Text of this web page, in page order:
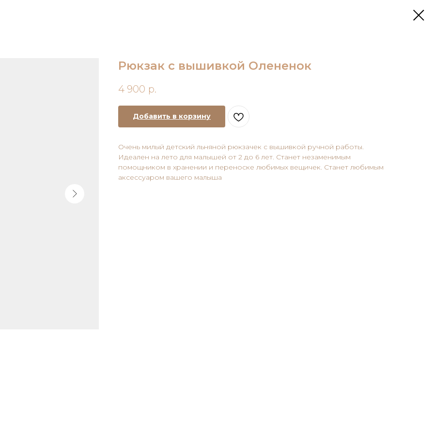
Рюкзак с вышивкой Олененок
4 900 р.
Добавить в корзину
Очень милый детский льняной рюкзачек с вышивкой ручной работы.
Идеален на лето для малышей от 2 до 6 лет. Станет незаменимым
помощником в хранении и переноске любимых вещичек. Станет любимым
аксессуаром вашего малыша